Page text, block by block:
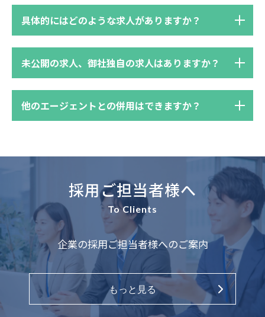
個人情報の利用目的：
・候補者を弊社クライアントに対して推薦す
るため
・業務上の連絡、情報交換
行及び管理
3) 個人情報の外部委託について
は行っておりません。
4) 第三者提供の制限
弊社では、弊社で取り扱う個人情報を以下の
いずれかの場合を除き、第三者に提供いたし
ません。
・本人の同意を得ている場合
・法令により必要と判断された場合
個人情報の開示・訂正・利用停止等について
具体的にはどのような求人がありますか？
未公開の求人、御社独自の求人はありますか？
他のエージェントとの併用はできますか？
採用ご担当者様へ
To Clients
企業の採用ご担当者様へのご案内
もっと見る